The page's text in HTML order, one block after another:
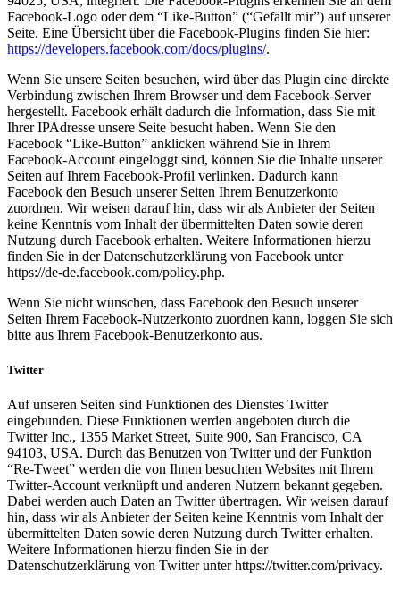
Facebook-Logo oder dem “Like-Button” (“Gefällt mir”) auf unserer
Seite. Eine Übersicht über die Facebook-Plugins finden Sie hier:
https://developers.facebook.com/docs/plugins/.
Wenn Sie unsere Seiten besuchen, wird über das Plugin eine direkte
Verbindung zwischen Ihrem Browser und dem Facebook-Server
hergestellt. Facebook erhält dadurch die Information, dass Sie mit
Ihrer IPAdresse unsere Seite besucht haben. Wenn Sie den
Facebook “Like-Button” anklicken während Sie in Ihrem
Facebook-Account eingeloggt sind, können Sie die Inhalte unserer
Seiten auf Ihrem Facebook-Profil verlinken. Dadurch kann
Facebook den Besuch unserer Seiten Ihrem Benutzerkonto
zuordnen. Wir weisen darauf hin, dass wir als Anbieter der Seiten
keine Kenntnis vom Inhalt der übermittelten Daten sowie deren
Nutzung durch Facebook erhalten. Weitere Informationen hierzu
finden Sie in der Datenschutzerklärung von Facebook unter
https://de-de.facebook.com/policy.php.
Wenn Sie nicht wünschen, dass Facebook den Besuch unserer
Seiten Ihrem Facebook-Nutzerkonto zuordnen kann, loggen Sie sich
bitte aus Ihrem Facebook-Benutzerkonto aus.
Twitter
Auf unseren Seiten sind Funktionen des Dienstes Twitter
eingebunden. Diese Funktionen werden angeboten durch die
Twitter Inc., 1355 Market Street, Suite 900, San Francisco, CA
94103, USA. Durch das Benutzen von Twitter und der Funktion
“Re-Tweet” werden die von Ihnen besuchten Websites mit Ihrem
Twitter-Account verknüpft und anderen Nutzern bekannt gegeben.
Dabei werden auch Daten an Twitter übertragen. Wir weisen darauf
hin, dass wir als Anbieter der Seiten keine Kenntnis vom Inhalt der
übermittelten Daten sowie deren Nutzung durch Twitter erhalten.
Weitere Informationen hierzu finden Sie in der
Datenschutzerklärung von Twitter unter https://twitter.com/privacy.